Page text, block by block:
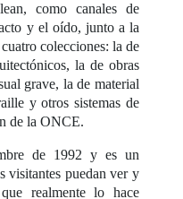
como canales de
y el oído, junto a la
colecciones: la de
la de obras
grave, la de material
y otros sistemas de
de la ONCE.
de 1992 y es un
visitantes puedan ver y
realmente lo hace